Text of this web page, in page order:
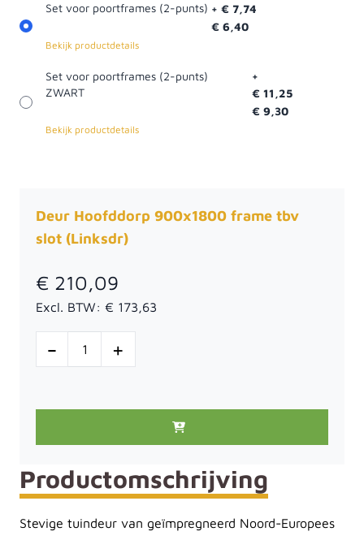
Set voor poortframes (2-punts) + € 7,74
€ 6,40
Bekijk productdetails
Set voor poortframes (2-punts)
ZWART
+
€ 11,25
€ 9,30
Bekijk productdetails
Deur Hoofddorp 900x1800 frame tbv
slot (Linksdr)
€ 210,09
Excl. BTW: € 173,63
- +
Productomschrijving
Stevige tuindeur van geïmpregneerd Noord-Europees